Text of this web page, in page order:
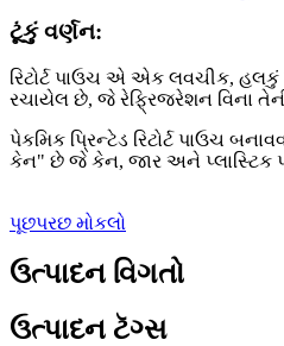
ટૂંકું વર્ણન:
રિટોર્ટ પાઉચ એ એક લવચીક, હલકું
રચાયેલ છે, જે રેફ્રિજરેશન વિના
પેકમિક પ્રિન્ટેડ રિટોર્ટ પાઉચ
કેન" છે જે કેન, જાર અને પ્લાસ્ટિક
પૂછપરછ મોકલો
ઉત્પાદન વિગતો
ઉત્પાદન ટૅગ્સ